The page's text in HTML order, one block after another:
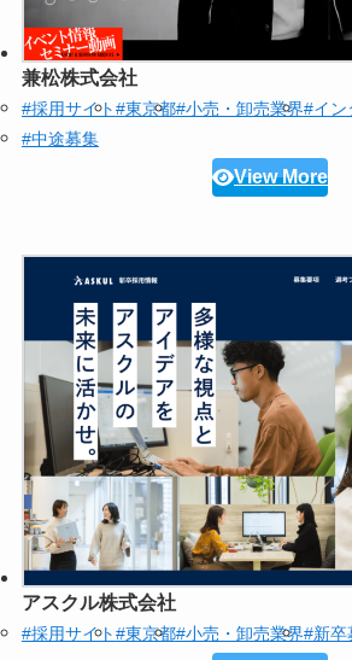
兼松株式会社
#採用サイト#東京都#小売・卸売業界#イン
#中途募集
View More
アスクル株式会社
#採用サイト#東京都#小売・卸売業界#新卒